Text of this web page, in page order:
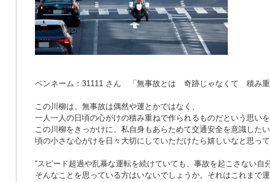
ペンネーム：31111 さん 「無事故とは 奇跡じゃなくて 積み
この川柳は、無事故は偶然や運とかではなく、
一人一人の日頃の心がけの積み重ねで作られるものだという思い
この川柳をきっかけに、私自身もあらためて交通安全を意識した
頃の小さな心がけを日々大切にしていただけたら嬉しいなと思っ
“スピード超過や乱暴な運転を続けていても、事故を起こさない自
そんなことを思っている方はいないでしょうか。それはこれまで